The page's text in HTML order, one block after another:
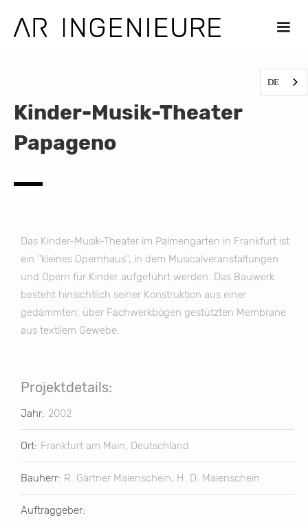
Kinder-Musik-Theater
Papageno
Das Kinder-Musik-Theater im Palmengarten in Frankfurt ist
ein ''kleines Opernhaus'', in dem Musicalveranstaltungen
und Opern für Kinder aufgeführt werden. Das Bauwerk
besteht hinsichtlich seiner Konstruktion aus einer
gedämmten, über Fachwerkbögen gestützten Membrane
aus textilem Gewebe.
Projektdetails:
Jahr: 2002
Ort: Frankfurt am Main, Deutschland
Bauherr: R. Gärtner Maienschein, H. D. Maienschein
Auftraggeber:
DE